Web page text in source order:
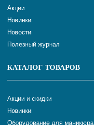
Акции
Новинки
Новости
Полезный журнал
КАТАЛОГ ТОВАРОВ
Акции и скидки
Новинки
Оборудование для маникюра